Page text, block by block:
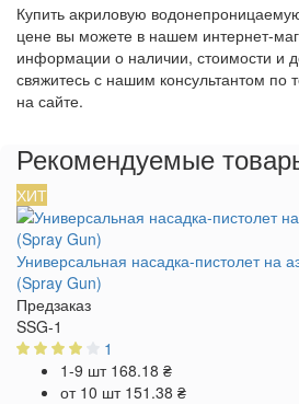
Купить акриловую
цене вы можете в нашем интернет-
информации о наличии, стоимости и
свяжитесь с нашим консультантом по
на сайте.
Рекомендуемые
ХИТ
Универсальная насадка-пистолет на
(Spray Gun)
Предзаказ
SSG-1
1
1-9 шт 168.18 ₴
от 10 шт 151.38 ₴